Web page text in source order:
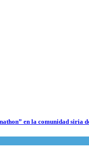
bajas"; la
en la comunidad siria